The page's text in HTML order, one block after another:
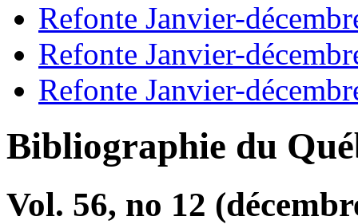
Refonte Janvier-
Refonte Janvier-
Refonte Janvier-
Bibliographie du
Vol. 56, no 12